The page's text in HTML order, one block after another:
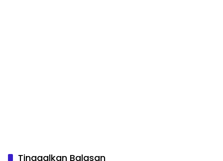
Tinggalkan Balasan